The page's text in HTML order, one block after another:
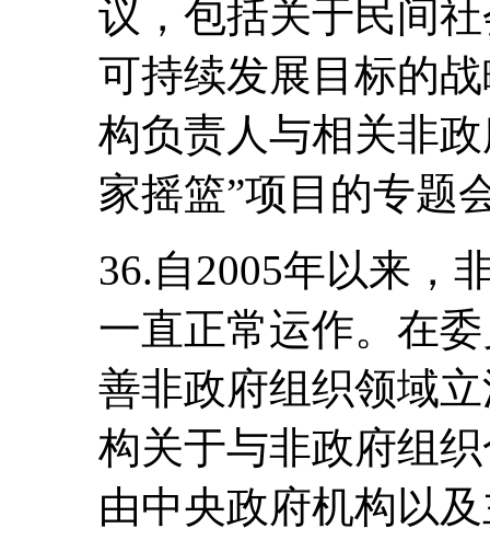
议，包括关于民间
可持续发展目标的
构负责人与相关非
家摇篮”项目的专题
36.自2005年以来，
一直正常运作。在
善非政府组织领域
构关于与非政府组
由中央政府机构以